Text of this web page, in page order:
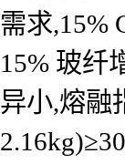
需求,15%
15% 玻纤
异小,熔